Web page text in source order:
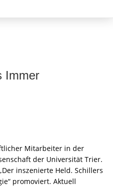
Immer
Mitarbeiter in der
der Universität Trier.
inszenierte Held. Schillers
promoviert. Aktuell